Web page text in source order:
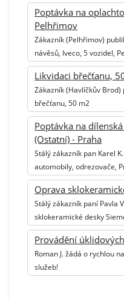
Poptávka na
Pelhřimov
Zákazník (Pelhřimov)
návěsů, Iveco, 5 vozidel,
Likvidaci břečťanu,
Zákazník (Havlíčkův
břečťanu, 50 m2
Poptávka na
(Ostatní) - Praha
Stálý zákazník pan Karel
automobily, odrezovače,
Oprava
Stálý zákazník paní Pavla
sklokeramické desky
Provádění
Roman J. žádá o rychlou
služeb!